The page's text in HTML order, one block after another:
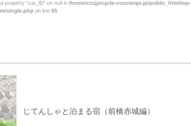
property "cat_ID" on null in /home/cccjp/cycle-concierge.jp/public_html/wp-
single.php on line 65
じてんしゃと泊まる宿（前橋赤城編）